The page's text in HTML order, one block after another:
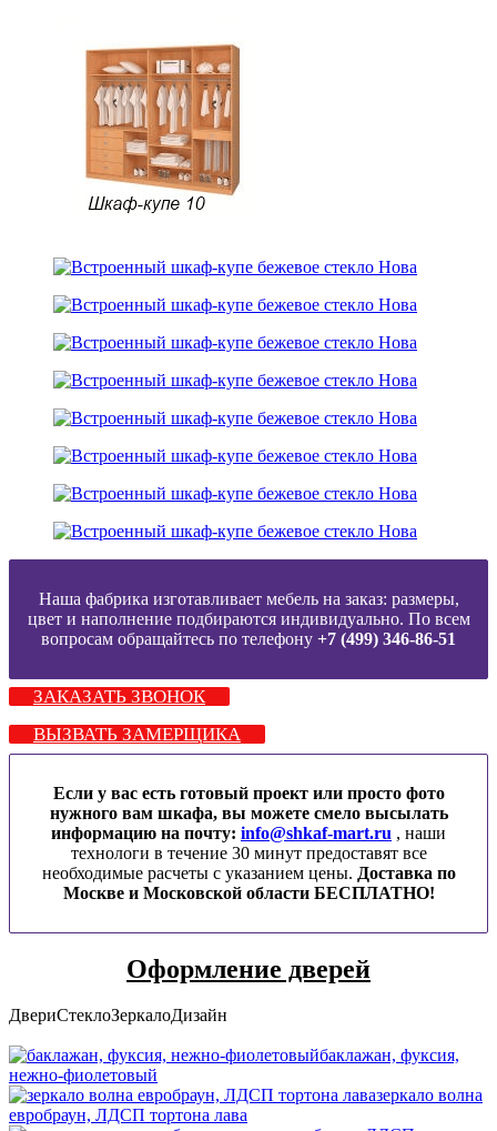
Наша фабрика изготавливает мебель на заказ: размеры,
цвет и наполнение подбираются индивидуально. По всем
вопросам обращайтесь по телефону +7 (499) 346-86-51
ЗАКАЗАТЬ ЗВОНОК
ВЫЗВАТЬ ЗАМЕРЩИКА
Если у вас есть готовый проект или просто фото
нужного вам шкафа, вы можете смело высылать
информацию на почту: info@shkaf-mart.ru , наши
технологи в течение 30 минут предоставят все
необходимые расчеты с указанием цены. Доставка по
Москве и Московской области БЕСПЛАТНО!
Оформление дверей
ДвериСтеклоЗеркалоДизайн
баклажан, фуксия,
нежно-фиолетовый
зеркало волна
евробраун, ЛДСП тортона лава